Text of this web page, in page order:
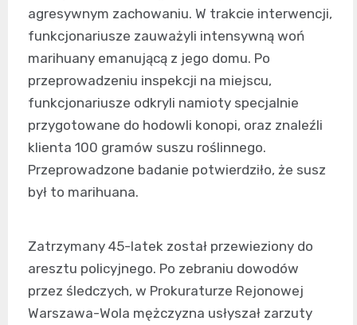
agresywnym zachowaniu. W trakcie interwencji,
funkcjonariusze zauważyli intensywną woń
marihuany emanującą z jego domu. Po
przeprowadzeniu inspekcji na miejscu,
funkcjonariusze odkryli namioty specjalnie
przygotowane do hodowli konopi, oraz znaleźli
klienta 100 gramów suszu roślinnego.
Przeprowadzone badanie potwierdziło, że susz
był to marihuana.
Zatrzymany 45-latek został przewieziony do
aresztu policyjnego. Po zebraniu dowodów
przez śledczych, w Prokuraturze Rejonowej
Warszawa-Wola mężczyzna usłyszał zarzuty